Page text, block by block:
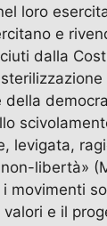
loro
e
dalla
della
levigata,
libertà»
i movimenti
valori e il